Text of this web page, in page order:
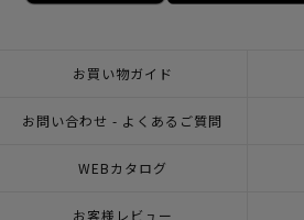
お買い物ガイド
お問い合わせ - よくあるご質問
WEBカタログ
お客様レビュー